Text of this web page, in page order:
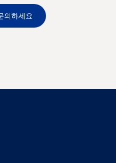
의하세요